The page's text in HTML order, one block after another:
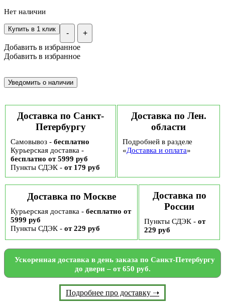
Нет наличии
- +
Купить в 1 клик
Добавить в избранное
Добавить в избранное
Доставка по Санкт-
Петербургу
Самовывоз - бесплатно
Курьерская доставка -
бесплатно от 5999 руб
Пункты СДЭК - от 179 руб
Доставка по Лен.
области
Подробней в разделе
«Доставка и оплата»
Доставка по Москве
Курьерская доставка - бесплатно от
5999 руб
Пункты СДЭК - от 229 руб
Доставка по
России
Пункты СДЭК - от
229 руб
Ускоренная доставка в день заказа по Санкт-Петербургу
до двери – от 650 руб.
Подробнее про доставку ➝